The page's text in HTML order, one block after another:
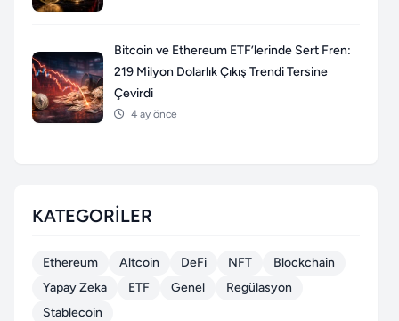
Bitcoin ve Ethereum ETF’lerinde Sert Fren:
219 Milyon Dolarlık Çıkış Trendi Tersine
Çevirdi
4 ay önce
KATEGORILER
Ethereum Altcoin DeFi NFT
Blockchain
Yapay Zeka
ETF Genel
Regülasyon
Stablecoin